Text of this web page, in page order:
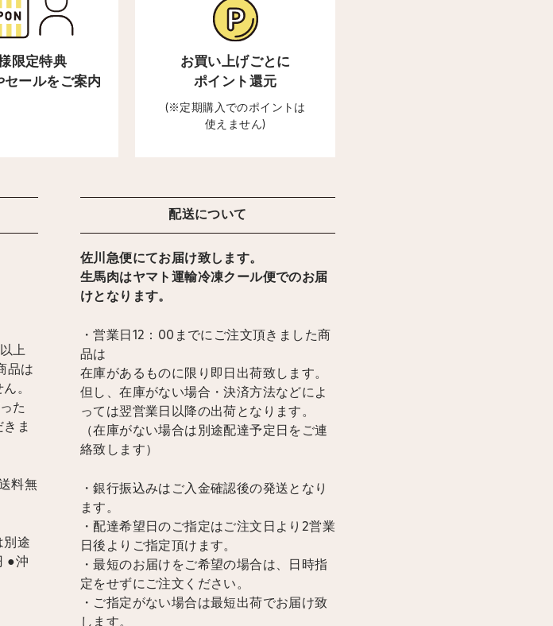
限定特典
セールをご案内
お買い上げごとに
ポイント還元
(※定期購入でのポイントは
使えません)
上
品は
。
た
ま
料無
別途
●沖
配送について
佐川急便にてお届け致します。
生馬肉はヤマト運輸冷凍クール便でのお届
けとなります。
・営業日12：00までにご注文頂きました商
品は
在庫があるものに限り即日出荷致します。
但し、在庫がない場合・決済方法などによ
っては翌営業日以降の出荷となります。
（在庫がない場合は別途配達予定日をご連
絡致します）
・銀行振込みはご入金確認後の発送となり
ます。
・配達希望日のご指定はご注文日より2営業
日後よりご指定頂けます。
・最短のお届けをご希望の場合は、日時指
定をせずにご注文ください。
・ご指定がない場合は最短出荷でお届け致
します。